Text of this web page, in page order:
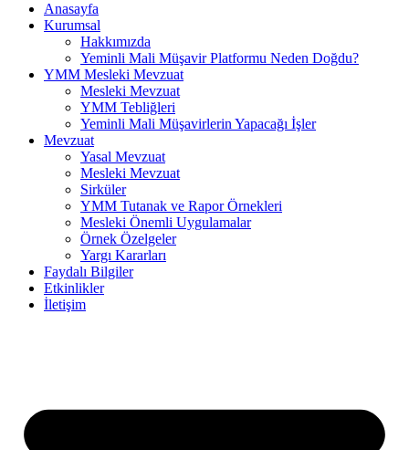
Anasayfa
Kurumsal
Hakkımızda
Yeminli Mali Müşavir Platformu Neden Doğdu?
YMM Mesleki Mevzuat
Mesleki Mevzuat
YMM Tebliğleri
Yeminli Mali Müşavirlerin Yapacağı İşler
Mevzuat
Yasal Mevzuat
Mesleki Mevzuat
Sirküler
YMM Tutanak ve Rapor Örnekleri
Mesleki Önemli Uygulamalar
Örnek Özelgeler
Yargı Kararları
Faydalı Bilgiler
Etkinlikler
İletişim